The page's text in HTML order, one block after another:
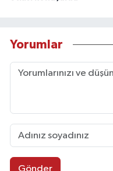
Yorumlar
Gönder